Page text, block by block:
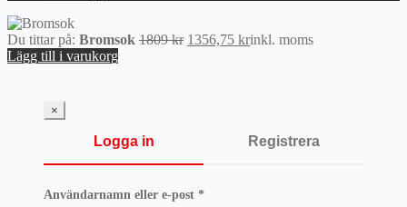
Du tittar på: Bromsok 1809kr Det
1356,75 krDet
inkl. moms
Lägg till i varukorg
×
Logga in Registrera
Användarnamn eller e-post *Obligatoriskt